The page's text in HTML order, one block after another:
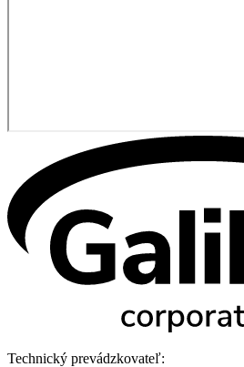
Technický prevádzkovateľ: